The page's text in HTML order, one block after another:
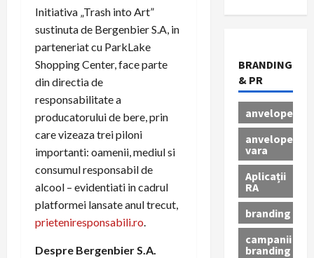
Initiativa „Trash into Art”
sustinuta de Bergenbier S.A, in
parteneriat cu ParkLake
Shopping Center, face parte
din directia de
responsabilitate a
producatorului de bere, prin
care vizeaza trei piloni
importanti: oamenii, mediul si
consumul responsabil de
alcool – evidentiati in cadrul
platformei lansate anul trecut,
prieteniresponsabili.ro.
Despre Bergenbier S.A.
BRANDING
& PR
anvelope
anvelope
vara
Aplicații
RA
branding
campanii
branding